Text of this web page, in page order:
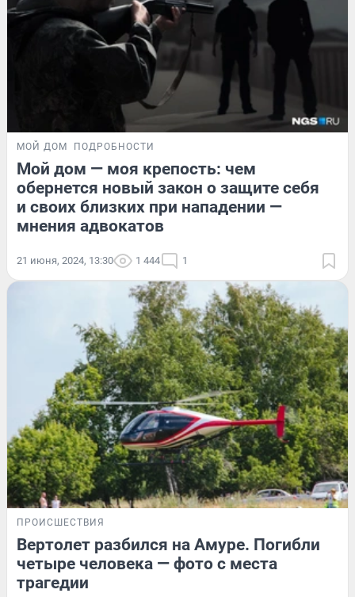
МОЙ ДОМ ПОДРОБНОСТИ
Мой дом — моя крепость: чем
обернется новый закон о защите себя
и своих близких при нападении —
мнения адвокатов
21 июня, 2024, 13:30 1 444 1
ПРОИСШЕСТВИЯ
Вертолет разбился на Амуре. Погибли
четыре человека — фото с места
трагедии